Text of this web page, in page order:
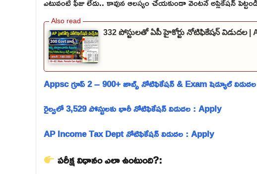
332 పోస్టులతో ఏపీ హైకోర్టు నోటిఫికేషన్ విడుదల |
Appsc గ్రూప్ 2 – 900+ జాబ్స్ నోటిఫికేషన్ & Exam షెడ్యూల్ విడుదల
రైల్వలో 3,529 పోస్టులకు భారీ నోటిఫికేషన్ విడుదల : Apply
AP Income Tax Dept నోటిఫికేషన్ విడుదల : Apply
పరీక్ష విధానం ఎలా ఉంటుంది?: